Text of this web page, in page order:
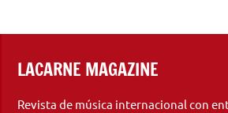
LACARNE MAGAZINE
Revista de música internacional con